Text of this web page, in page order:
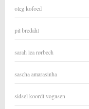
oleg kofoed
pil bredahl
sarah lea rørbech
sascha amarasinha
sidsel koordt vognsen